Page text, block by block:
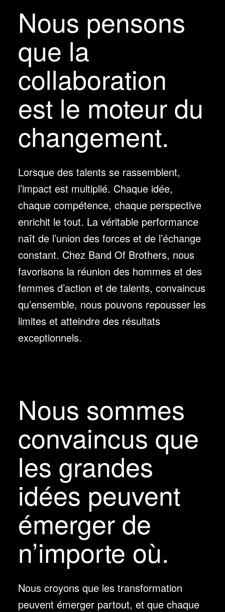
Nous pensons
que la
collaboration
est le moteur du
changement.
Lorsque des talents se rassemblent,
l’impact est multiplié. Chaque idée,
chaque compétence, chaque perspective
enrichit le tout. La véritable performance
naît de l’union des forces et de l’échange
constant. Chez Band Of Brothers, nous
favorisons la réunion des hommes et des
femmes d’action et de talents, convaincus
qu’ensemble, nous pouvons repousser les
limites et atteindre des résultats
exceptionnels.
Nous sommes
convaincus que
les grandes
idées peuvent
émerger de
n’importe où.
Nous croyons que les transformation
peuvent émerger partout, et que chaque